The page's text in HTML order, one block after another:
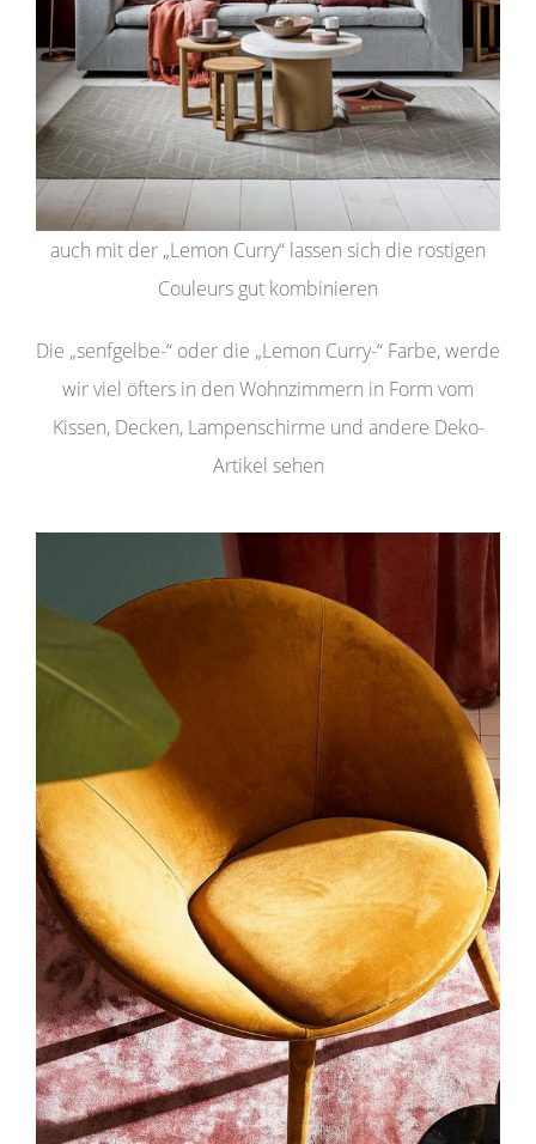
auch mit der „Lemon Curry“ lassen sich die rostigen
Couleurs gut kombinieren
Die „senfgelbe-“ oder die „Lemon Curry-“ Farbe, werde
wir viel öfters in den Wohnzimmern in Form vom
Kissen, Decken, Lampenschirme und andere Deko-
Artikel sehen